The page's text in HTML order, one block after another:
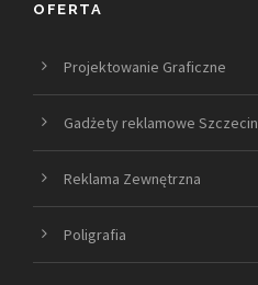
OFERTA
Projektowanie Graficzne
Gadżety reklamowe Szczecin
Reklama Zewnętrzna
Poligrafia